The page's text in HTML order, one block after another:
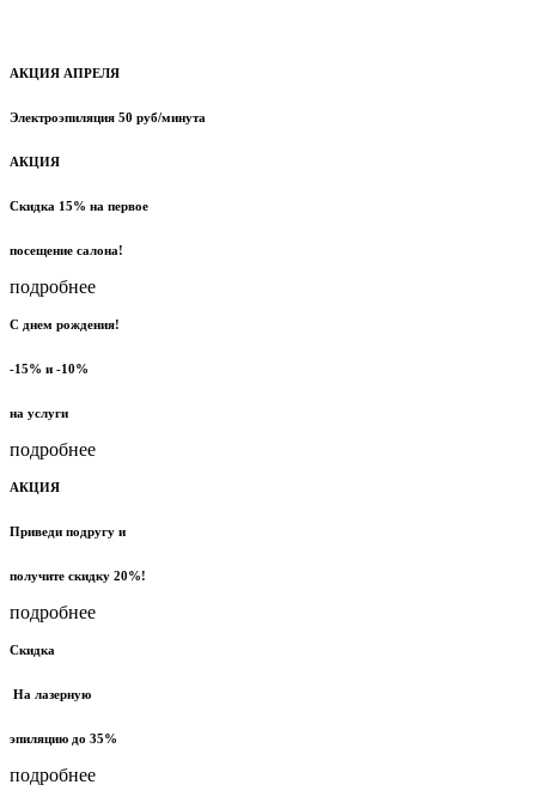
АКЦИЯ АПРЕЛЯ
Электроэпиляция 50 руб/минута
АКЦИЯ
Скидка 15% на первое
посещение салона!
подробнее
С днем рождения!
-15% и -10%
на услуги
подробнее
АКЦИЯ
Приведи подругу и
получите скидку 20%!
подробнее
Скидка
На лазерную
эпиляцию до 35%
подробнее